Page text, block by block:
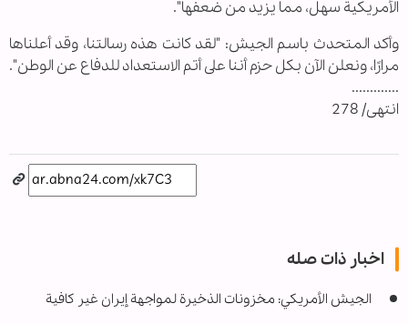
الأمريكية سهل، مما يزيد من ضعفها".
وأكد المتحدث باسم الجيش: "لقد كانت هذه رسالتنا، وقد أعلناها
مرارًا، ونعلن الآن بكل حزم أننا على أتم الاستعداد للدفاع عن الوطن".
.............
انتهى/ 278
اخبار ذات صله
الجيش الأمريكي: مخزونات الذخيرة لمواجهة إيران غير كافية